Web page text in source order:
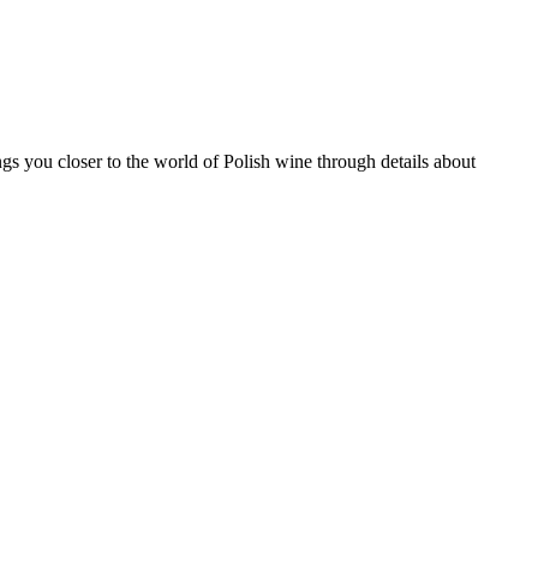
you closer to the world of Polish wine through details about